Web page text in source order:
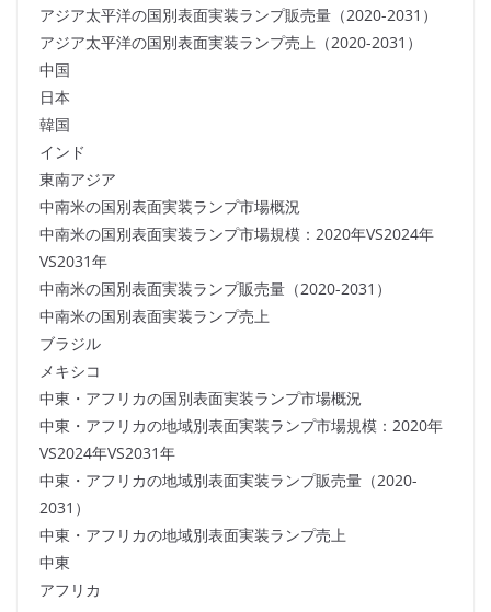
アジア太平洋の国別表面実装ランプ販売量（2020-2031）
アジア太平洋の国別表面実装ランプ売上（2020-2031）
中国
日本
韓国
インド
東南アジア
中南米の国別表面実装ランプ市場概況
中南米の国別表面実装ランプ市場規模：2020年VS2024年
VS2031年
中南米の国別表面実装ランプ販売量（2020-2031）
中南米の国別表面実装ランプ売上
ブラジル
メキシコ
中東・アフリカの国別表面実装ランプ市場概況
中東・アフリカの地域別表面実装ランプ市場規模：2020年
VS2024年VS2031年
中東・アフリカの地域別表面実装ランプ販売量（2020-
2031）
中東・アフリカの地域別表面実装ランプ売上
中東
アフリカ